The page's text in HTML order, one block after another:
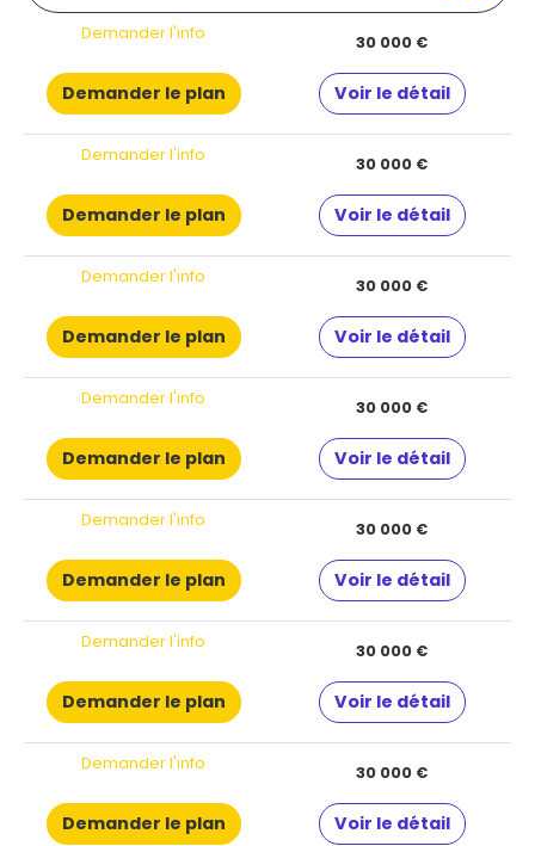
Demander l'info 30 000 €
Demander le plan Voir le détail
Demander l'info 30 000 €
Demander le plan Voir le détail
Demander l'info 30 000 €
Demander le plan Voir le détail
Demander l'info 30 000 €
Demander le plan Voir le détail
Demander l'info 30 000 €
Demander le plan Voir le détail
Demander l'info 30 000 €
Demander le plan Voir le détail
Demander l'info 30 000 €
Demander le plan Voir le détail